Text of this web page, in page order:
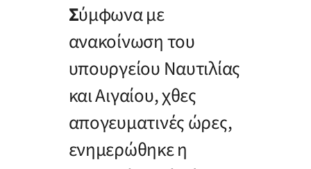
Σύμφωνα με
ανακοίνωση του
υπουργείου Ναυτιλίας
και Αιγαίου, χθες
απογευματινές ώρες,
ενημερώθηκε η